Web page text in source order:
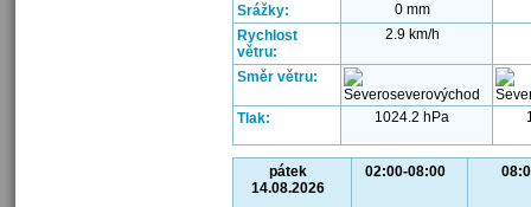
Srážky:
0 mm
Rychlost
větru:
2.9 km/h
Směr větru:
Tlak: 1024.2 hPa
pátek
14.08.2026
02:00-08:00